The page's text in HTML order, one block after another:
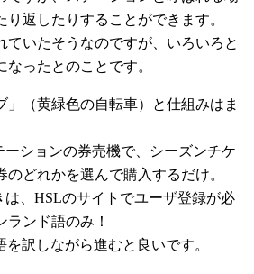
り返したりすることができます。
ていたそうなのですが、いろいろと
ったとのことです。
」（黄緑色の自転車）と仕組みはま
ーションの券売機で、シーズンチケ
のどれかを選んで購入するだけ。
は、HSLのサイトでユーザ登録が必
ンド語のみ！
を訳しながら進むと良いです。